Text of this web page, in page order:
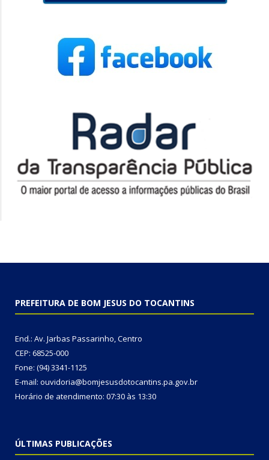
PREFEITURA DE BOM JESUS DO TOCANTINS
End.: Av. Jarbas Passarinho, Centro
CEP: 68525-000
Fone: (94) 3341-1125
E-mail: ouvidoria@bomjesusdotocantins.pa.gov.br
Horário de atendimento: 07:30 às 13:30
ÚLTIMAS PUBLICAÇÕES